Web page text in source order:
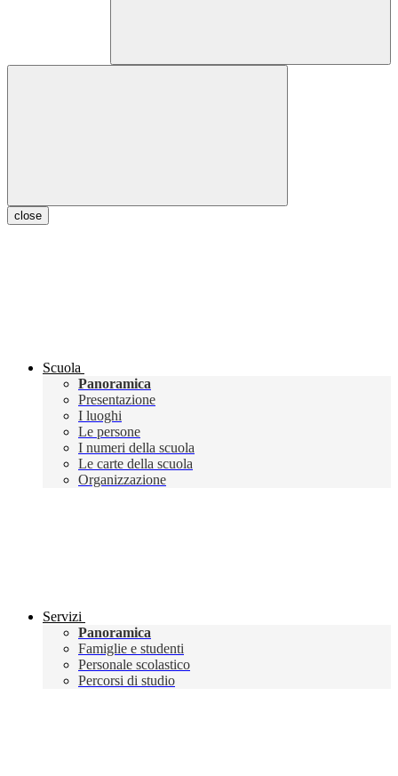
close
Scuola
Panoramica
Presentazione
I luoghi
Le persone
I numeri della scuola
Le carte della scuola
Organizzazione
Servizi
Panoramica
Famiglie e studenti
Personale scolastico
Percorsi di studio